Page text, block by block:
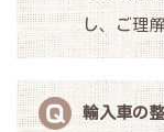
し、ご理
輸入車の